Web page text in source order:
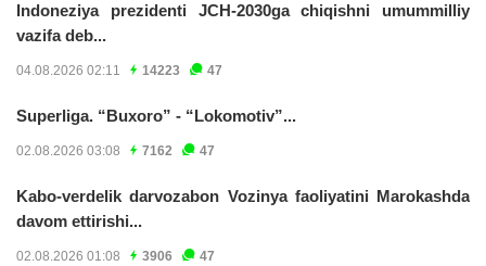
Indoneziya prezidenti JCH-2030ga chiqishni umummilliy
vazifa deb...
04.08.2026 02:11 14223 47
Superliga. “Buxoro” - “Lokomotiv”...
02.08.2026 03:08 7162 47
Kabo-verdelik darvozabon Vozinya faoliyatini Marokashda
davom ettirishi...
02.08.2026 01:08 3906 47